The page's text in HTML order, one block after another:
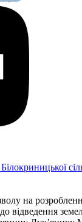
на
відведення